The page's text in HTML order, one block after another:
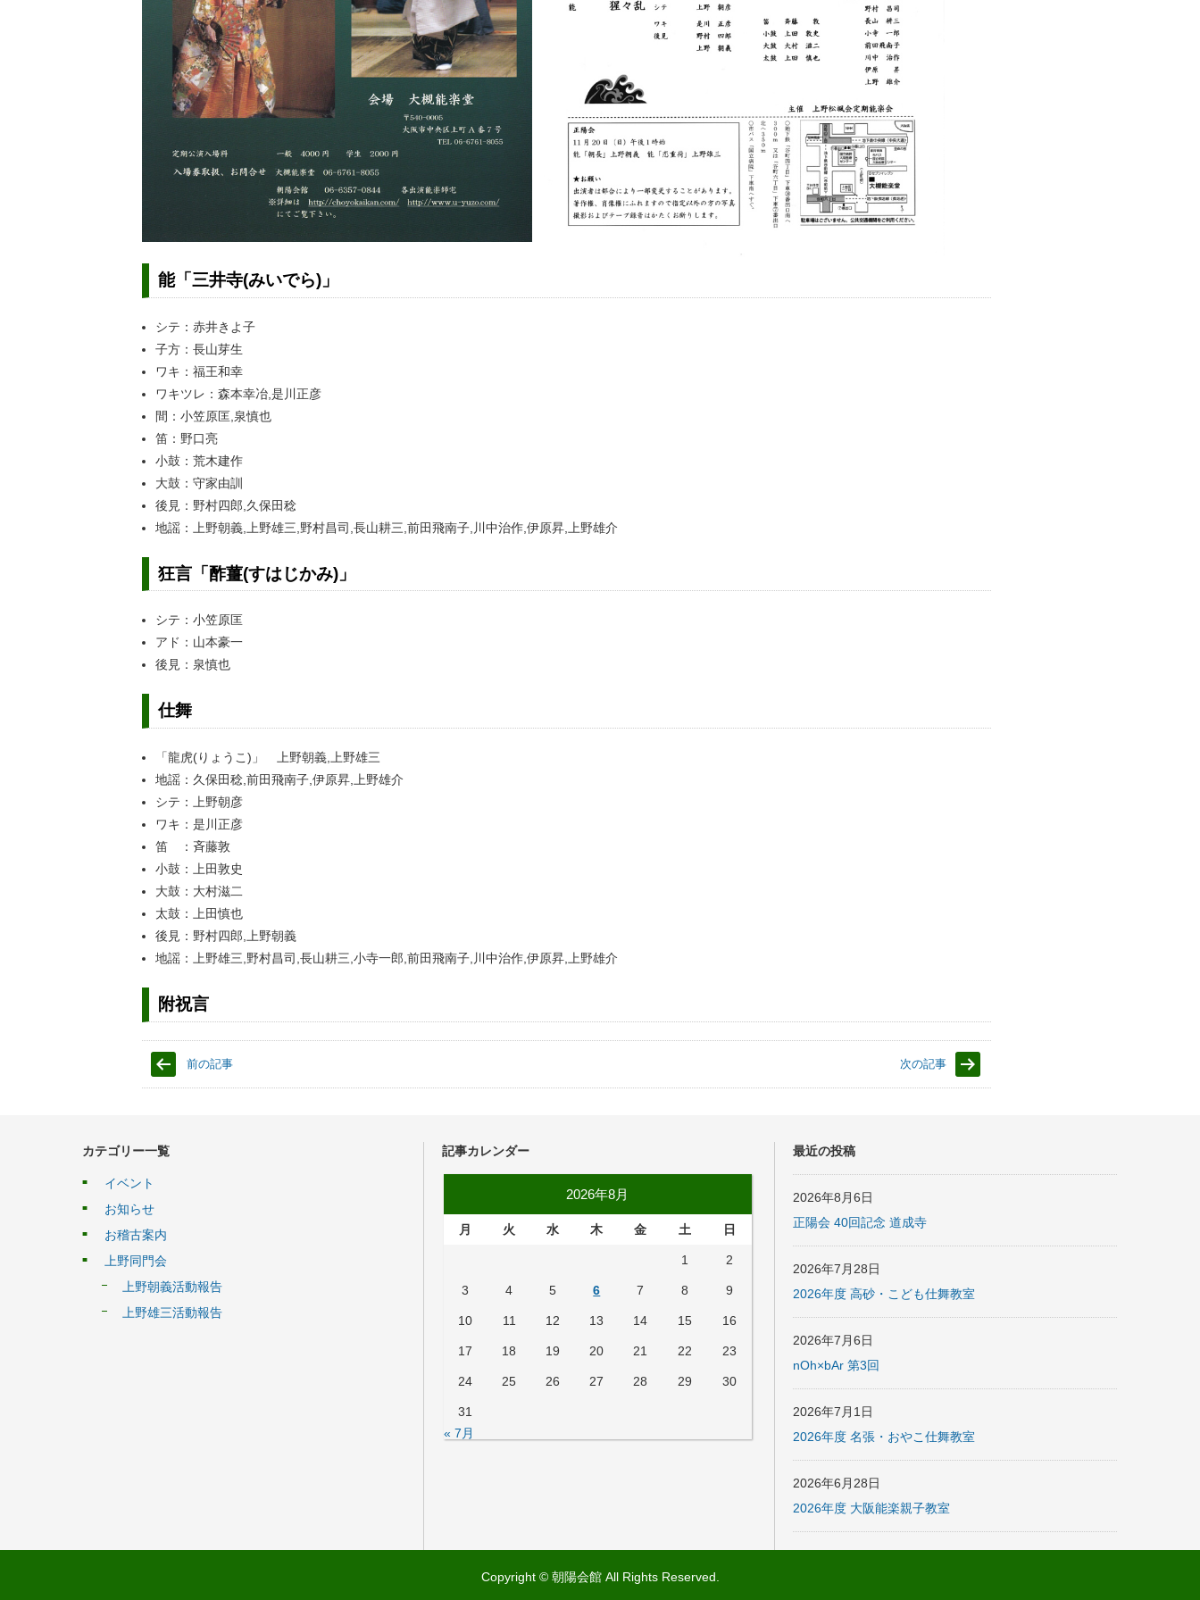
能「三井寺(みいでら)」
シテ：赤井きよ子
子方：長山芽生
ワキ：福王和幸
ワキツレ：森本幸冶,是川正彦
間：小笠原匡,泉慎也
笛：野口亮
小鼓：荒木建作
大鼓：守家由訓
後見：野村四郎,久保田稔
地謡：上野朝義,上野雄三,野村昌司,長山耕三,前田飛南子,川中治作,伊原昇,上野雄介
狂言「酢薑(すはじかみ)」
シテ：小笠原匡
アド：山本豪一
後見：泉慎也
仕舞
「龍虎(りょうこ)」 上野朝義,上野雄三
地謡：久保田稔,前田飛南子,伊原昇,上野雄介
シテ：上野朝彦
ワキ：是川正彦
笛 ：斉藤敦
小鼓：上田敦史
大鼓：大村滋二
太鼓：上田慎也
後見：野村四郎,上野朝義
地謡：上野雄三,野村昌司,長山耕三,小寺一郎,前田飛南子,川中治作,伊原昇,上野雄介
附祝言
前の記事 次の記事
カテゴリー一覧
イベント
お知らせ
お稽古案内
上野同門会
上野朝義活動報告
上野雄三活動報告
記事カレンダー
2026年8月
月 火 水 木 金 土 日
1 2
3 4 5 6 7 8 9
10 11 12 13 14 15 16
17 18 19 20 21 22 23
24 25 26 27 28 29 30
31
« 7月
最近の投稿
2026年8月6日
正陽会 40回記念 道成寺
2026年7月28日
2026年度 高砂・こども仕舞教室
2026年7月6日
nOh×bAr 第3回
2026年7月1日
2026年度 名張・おやこ仕舞教室
2026年6月28日
2026年度 大阪能楽親子教室
Copyright © 朝陽会館 All Rights Reserved.